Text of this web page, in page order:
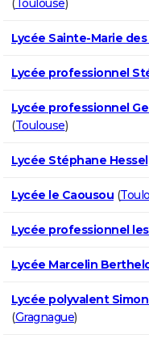
(Toulouse)
Lycée Sainte-Marie
Lycée professionnel
Lycée professionnel
(Toulouse)
Lycée Stéphane Hessel
Lycée le Caousou (
Lycée professionnel
Lycée Marcelin
Lycée polyvalent
(Gragnague)